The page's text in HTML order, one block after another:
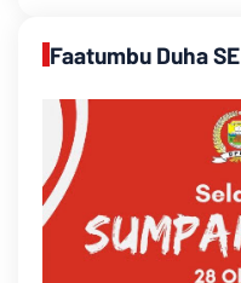
Faatumbu Duha SE